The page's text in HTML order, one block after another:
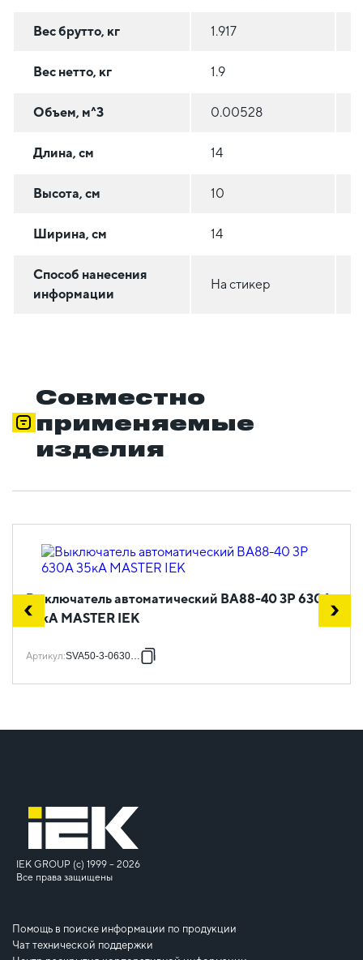
Вес брутто, кг 1.917
Вес нетто, кг 1.9
Объем, м^3 0.00528
Длина, см 14
Высота, см 10
Ширина, см 14
Способ нанесения
информации
На стикер
Совместно
применяемые
изделия
Выключатель автоматический ВА88-40 3Р 630А
35кА MASTER IEK
Артикул:SVA50-3-0630-02
IEK GROUP (c) 1999 – 2026
Все права защищены
Помощь в поиске информации по продукции
Чат технической поддержки